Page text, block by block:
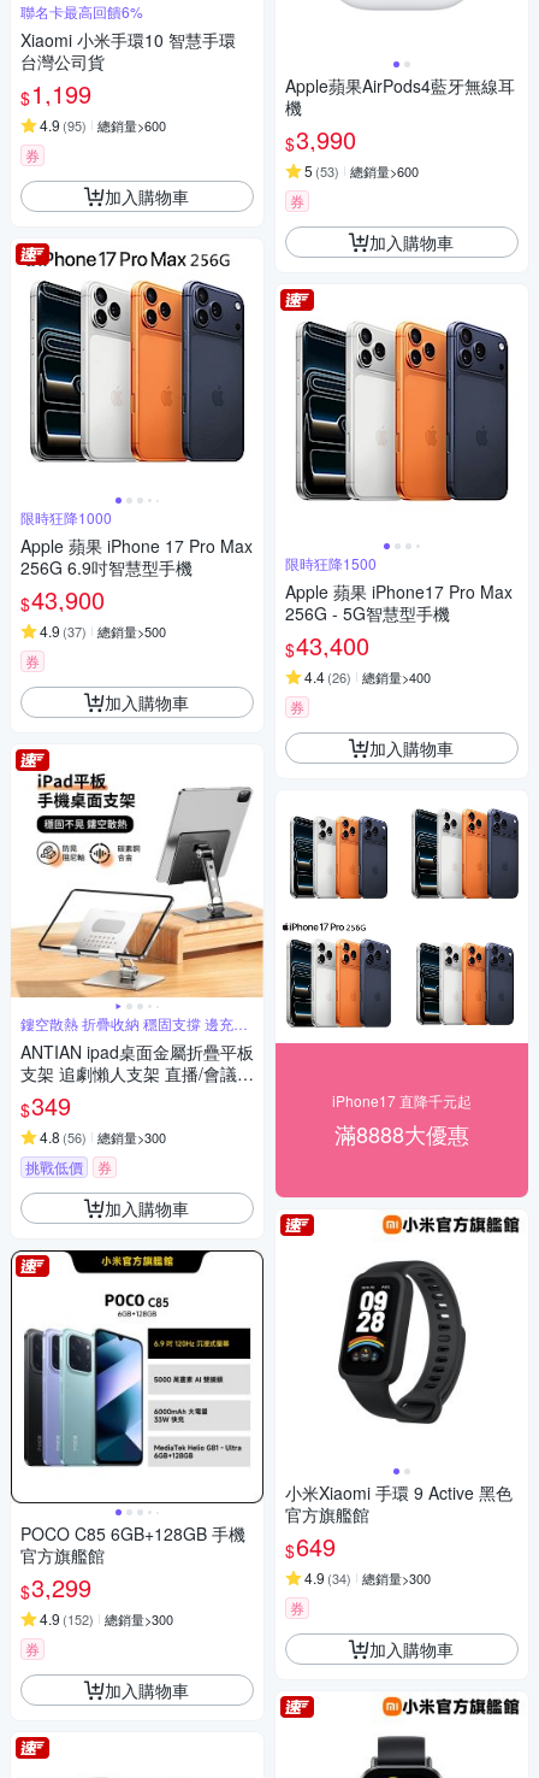
聯名卡最高回饋6%
Xiaomi 小米手環10 智慧手環
台灣公司貨
$1,199
4.9 (95) 總銷量>600
券
加入購物車
限時狂降1000
Apple 蘋果 iPhone 17 Pro Max
256G 6.9吋智慧型手機
$43,900
4.9 (37) 總銷量>500
券
加入購物車
鏤空散熱 折疊收納 穩固支撐 邊充電
玩
ANTIAN ipad桌面金屬折疊平板
支架 追劇懶人支架 直播/會議
平板架 手機支架 交換禮物
$349
4.8 (56) 總銷量>300
挑戰低價 券
加入購物車
POCO C85 6GB+128GB 手機
官方旗艦館
$3,299
4.9 (152) 總銷量>300
券
加入購物車
Apple蘋果AirPods4藍牙無線耳
機
$3,990
5 (53) 總銷量>600
券
加入購物車
限時狂降1500
Apple 蘋果 iPhone17 Pro Max
256G - 5G智慧型手機
$43,400
4.4(26) 總銷量>400
券
加入購物車
iPhone17 直降千元起
滿8888大優惠
小米Xiaomi 手環 9 Active 黑色
官方旗艦館
$649
4.9 (34) 總銷量>300
券
加入購物車